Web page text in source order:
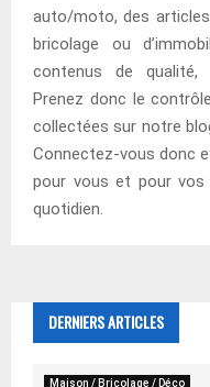
auto/moto, des
bricolage ou
contenus de qualité,
Prenez donc le
collectées sur notre
Connectez-vous donc
pour vous et pour vos
quotidien.
DERNIERS ARTICLES
Maison / Bricolage / Déco